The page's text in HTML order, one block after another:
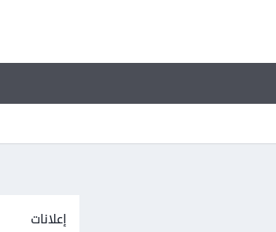
إعلانات